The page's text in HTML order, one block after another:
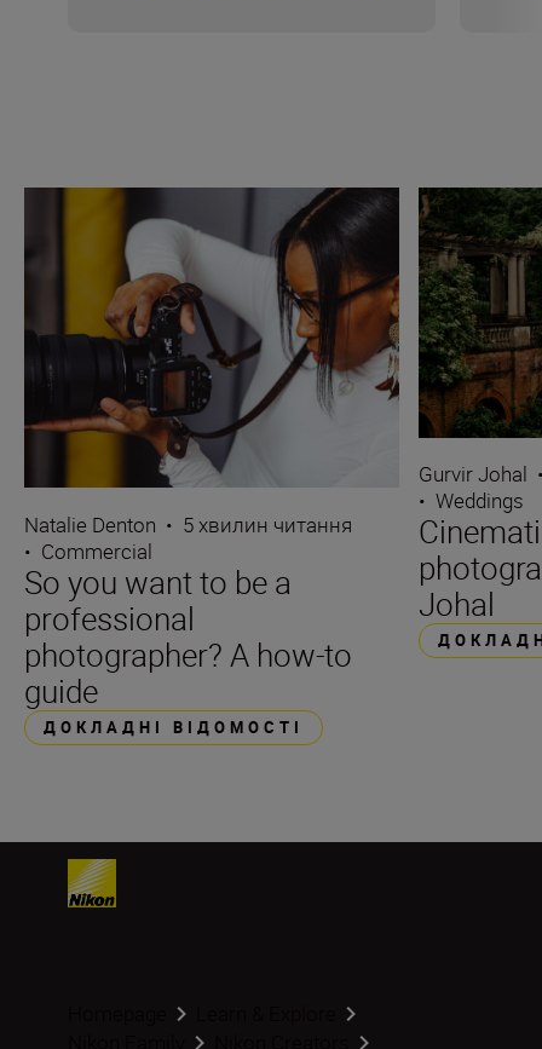
Natalie Denton • 5 хвилин читання
• Commercial
So you want to be a
professional
photographer? A how-to
guide
ДОКЛАДНІ ВІДОМОСТІ
Gurvir Johal
• Weddings
Johal